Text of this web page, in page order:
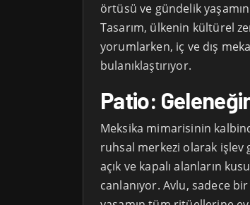
örtüsü ve gündelik
Tasarım, ülkenin kültürel
yorumlarken, iç ve dış
bulanıklaştırıyor.
Patio:
Meksika mimarisinin
ruhsal merkezi olarak işlev
açık ve kapalı alanların
canlanıyor. Avlu, sadece